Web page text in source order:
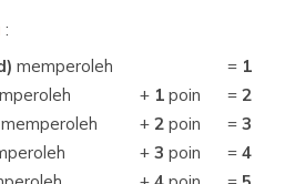
:
memperoleh = 1
+ 1 poin = 2
memperoleh +2 poin = 3
+ 3 poin = 4